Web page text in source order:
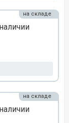
на складе
на складе